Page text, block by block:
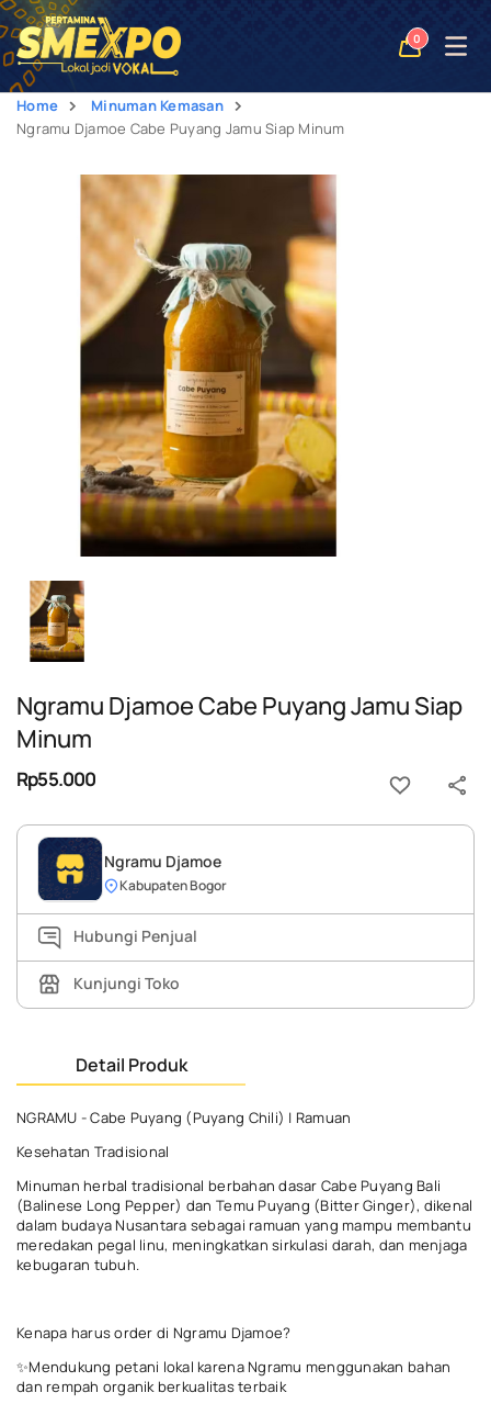
0
Open
Home
Minuman Kemasan
Ngramu Djamoe Cabe Puyang Jamu Siap Minum
Ngramu Djamoe Cabe Puyang Jamu Siap
Minum
Rp55.000
Ngramu Djamoe
Kabupaten Bogor
Hubungi Penjual
Kunjungi Toko
Detail Produk
NGRAMU - Cabe Puyang (Puyang Chili) | Ramuan
Kesehatan Tradisional
Minuman herbal tradisional berbahan dasar Cabe Puyang Bali
(Balinese Long Pepper) dan Temu Puyang (Bitter Ginger), dikenal
dalam budaya Nusantara sebagai ramuan yang mampu membantu
meredakan pegal linu, meningkatkan sirkulasi darah, dan menjaga
kebugaran tubuh.
Kenapa harus order di Ngramu Djamoe?
✨Mendukung petani lokal karena Ngramu menggunakan bahan
dan rempah organik berkualitas terbaik